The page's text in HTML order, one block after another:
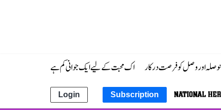
حوصلہ اور وصل کو فرصت درکار اک محبت کے لیے ایک جوانی کم ہے
Subscription
Login